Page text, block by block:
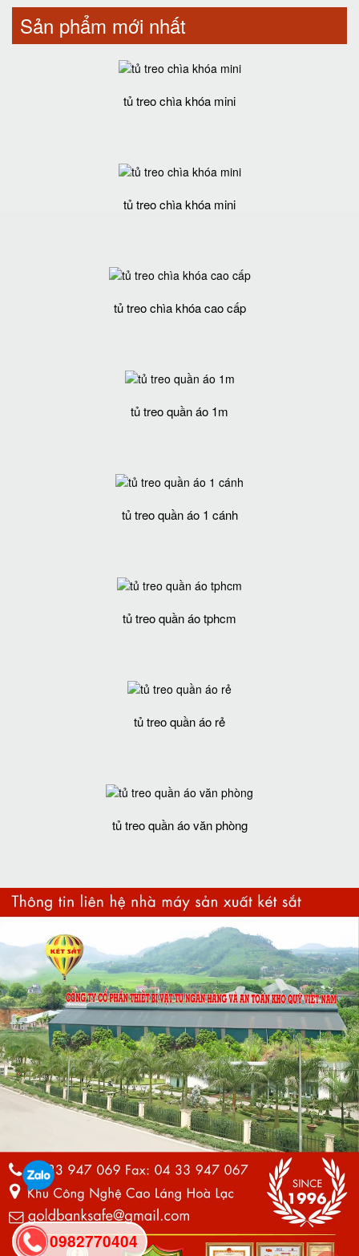
Sản phẩm mới nhất
tủ treo chìa khóa mini
tủ treo chìa khóa mini
tủ treo chìa khóa cao cấp
tủ treo quần áo 1m
tủ treo quần áo 1 cánh
tủ treo quần áo tphcm
tủ treo quần áo rẻ
tủ treo quần áo văn phòng
0982770404